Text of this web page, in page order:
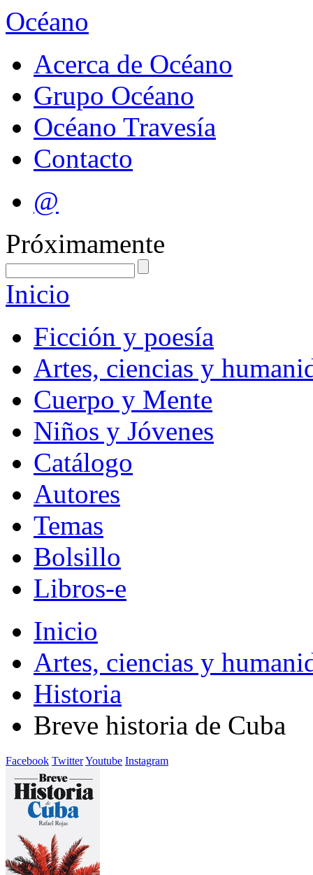
Océano
Acerca de Océano
Grupo Océano
Océano Travesía
Contacto
@
Próximamente
Inicio
Ficción y poesía
Artes, ciencias y
Cuerpo y Mente
Niños y Jóvenes
Catálogo
Autores
Temas
Bolsillo
Libros-e
Inicio
Artes, ciencias y
Historia
Breve historia de Cuba
Facebook TwitterYoutube Instagram